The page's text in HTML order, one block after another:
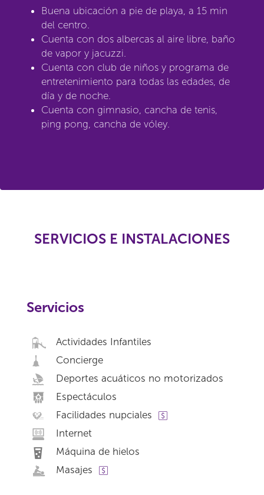
Buena ubicación a pie de playa, a 15 min
del centro.
Cuenta con dos albercas al aire libre, baño
de vapor y jacuzzi.
Cuenta con club de niños y programa de
entretenimiento para todas las edades, de
día y de noche.
Cuenta con gimnasio, cancha de tenis,
ping pong, cancha de vóley.
SERVICIOS E INSTALACIONES
Servicios
Actividades Infantiles
Concierge
Deportes acuáticos no motorizados
Espectáculos
Facilidades nupciales
Internet
Máquina de hielos
Masajes